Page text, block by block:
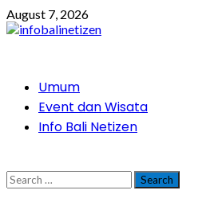
Skip
to
August 7, 2026
PrimaryUmum
Event dan Wisata
Info Bali Netizen
Search
for: